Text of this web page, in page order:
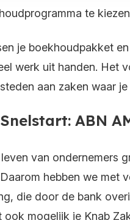
je boekhoudpakket
werk uit handen. Het
aan zaken waar
ABN
van ondernemers
hebben we met
die door de bank
mogelijk je Knab